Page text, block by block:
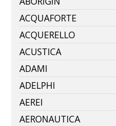
ACQUAFORTE
ACQUERELLO
ACUSTICA
ADAMI
ADELPHI
AEREI
AERONAUTICA